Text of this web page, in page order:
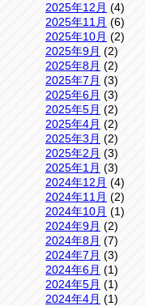
2025年12月 (4)
2025年11月 (6)
2025年10月 (2)
2025年9月 (2)
2025年8月 (2)
2025年7月 (3)
2025年6月 (3)
2025年5月 (2)
2025年4月 (2)
2025年3月 (2)
2025年2月 (3)
2025年1月 (3)
2024年12月 (4)
2024年11月 (2)
2024年10月 (1)
2024年9月 (2)
2024年8月 (7)
2024年7月 (3)
2024年6月 (1)
2024年5月 (1)
2024年4月 (1)